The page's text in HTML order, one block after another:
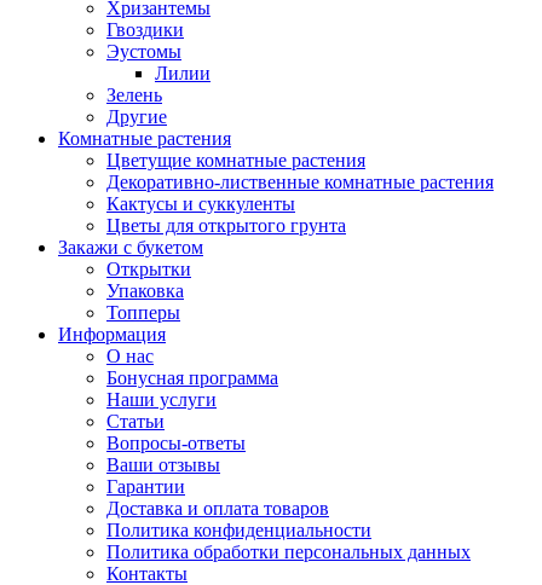
Хризантемы
Гвоздики
Эустомы
Лилии
Зелень
Другие
Комнатные растения
Цветущие комнатные растения
Декоративно-лиственные комнатные растения
Кактусы и суккуленты
Цветы для открытого грунта
Закажи с букетом
Открытки
Упаковка
Топперы
Информация
О нас
Бонусная программа
Наши услуги
Статьи
Вопросы-ответы
Ваши отзывы
Гарантии
Доставка и оплата товаров
Политика конфиденциальности
Политика обработки персональных данных
Контакты